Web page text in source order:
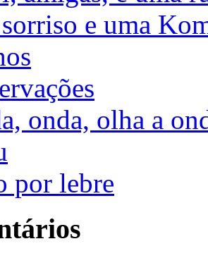
e uma
onda, olha a
por lebre